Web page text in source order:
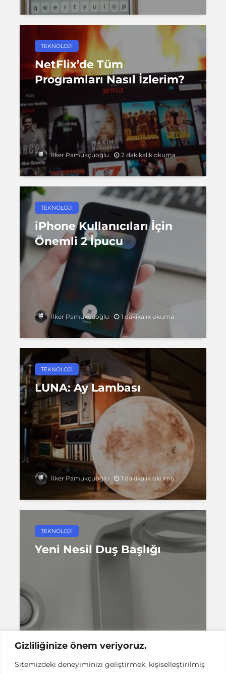
Gizliliğinize önem veriyoruz.
Sitemizdeki deneyiminizi geliştirmek, kişiselleştirilmiş
TEKNOLOJI
NetFlix’de Tüm
Programları Nasıl İzlerim?
İlker Pamukçuoğlu 2 dakikalık okuma
TEKNOLOJI
iPhone Kullanıcıları İçin
Önemli 2 İpucu
İlker Pamukçuoğlu 1 dakikalık okuma
TEKNOLOJI
LUNA: Ay Lambası
İlker Pamukçuoğlu 1 dakikalık okuma
TEKNOLOJI
Yeni Nesil Duş Başlığı
İlker Pamukçuoğlu